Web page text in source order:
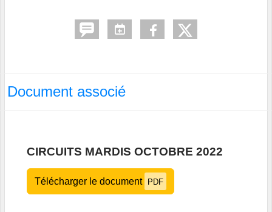
Document associé
CIRCUITS MARDIS OCTOBRE 2022
Télécharger le document PDF